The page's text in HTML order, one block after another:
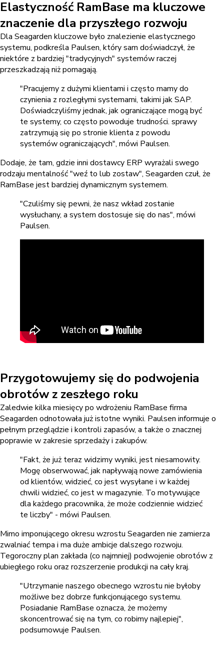
Elastyczność RamBase ma kluczowe
znaczenie dla przyszłego rozwoju
Dla Seagarden kluczowe było znalezienie elastycznego
systemu, podkreśla Paulsen, który sam doświadczył, że
niektóre z bardziej "tradycyjnych" systemów raczej
przeszkadzają niż pomagają.
"Pracujemy z dużymi klientami i często mamy do
czynienia z rozległymi systemami, takimi jak SAP.
Doświadczyliśmy jednak, jak ograniczające mogą być
te systemy, co często powoduje trudności. sprawy
zatrzymują się po stronie klienta z powodu
systemów ograniczających", mówi Paulsen.
Dodaje, że tam, gdzie inni dostawcy ERP wyrażali swego
rodzaju mentalność "weź to lub zostaw", Seagarden czuł, że
RamBase jest bardziej dynamicznym systemem.
"Czuliśmy się pewni, że nasz wkład zostanie
wysłuchany, a system dostosuje się do nas", mówi
Paulsen.
Przygotowujemy się do podwojenia
obrotów z zeszłego roku
Zaledwie kilka miesięcy po wdrożeniu RamBase firma
Seagarden odnotowała już istotne wyniki. Paulsen informuje o
pełnym przeglądzie i kontroli zapasów, a także o znacznej
poprawie w zakresie sprzedaży i zakupów.
"Fakt, że już teraz widzimy wyniki, jest niesamowity.
Mogę obserwować, jak napływają nowe zamówienia
od klientów, widzieć, co jest wysyłane i w każdej
chwili widzieć, co jest w magazynie. To motywujące
dla każdego pracownika, że może codziennie widzieć
te liczby" - mówi Paulsen.
Mimo imponującego okresu wzrostu Seagarden nie zamierza
zwalniać tempa i ma duże ambicje dalszego rozwoju.
Tegoroczny plan zakłada (co najmniej) podwojenie obrotów z
ubiegłego roku oraz rozszerzenie produkcji na cały kraj.
"Utrzymanie naszego obecnego wzrostu nie byłoby
możliwe bez dobrze funkcjonującego systemu.
Posiadanie RamBase oznacza, że możemy
skoncentrować się na tym, co robimy najlepiej",
podsumowuje Paulsen.